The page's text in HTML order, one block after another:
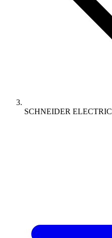
SCHNEIDER ELECTRIC